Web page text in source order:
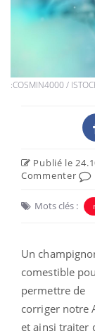
:COSMIN4000 /
Publié le
Commenter
Mots clés :
Un
comestible
permettre de
corriger notre
et ainsi traiter